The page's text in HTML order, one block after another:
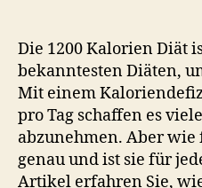
Die 1200 Kalorien Diät
bekanntesten Diäten,
Mit einem
pro Tag schaffen es
abzunehmen. Aber
genau und ist sie für
Artikel erfahren Sie,